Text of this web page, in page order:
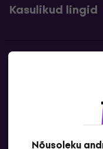
Nõusoleku
Kasulikud lingid